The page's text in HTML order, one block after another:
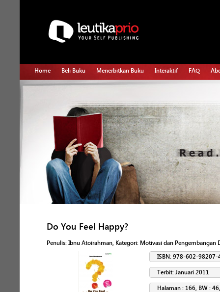
Home Beli Buku Menerbitkan Buku Interaktif FAQ
Do You Feel Happy?
Penulis: Ibnu Atoirahman, Kategori: Motivasi dan Pengembangan
ISBN: 978-602-98207-
Terbit: Januari 2011
Halaman : 166, BW :